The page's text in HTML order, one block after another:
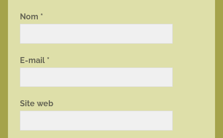
Nom *
E-mail *
Site web